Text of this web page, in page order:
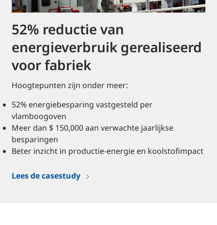
52% reductie van
energieverbruik gerealiseerd
voor fabriek
Hoogtepunten zijn onder meer:
52% energiebesparing vastgesteld per
vlamboogoven
Meer dan $ 150,000 aan verwachte jaarlijkse
besparingen
Beter inzicht in productie-energie en koolstofimpact
Lees de casestudy